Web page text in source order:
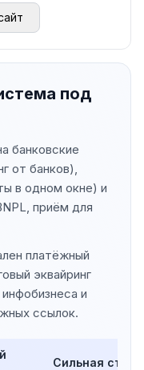
под
банковские
от банков),
в одном окне) и
приём для
платёжный
эквайринг
и
ссылок.
Сильная